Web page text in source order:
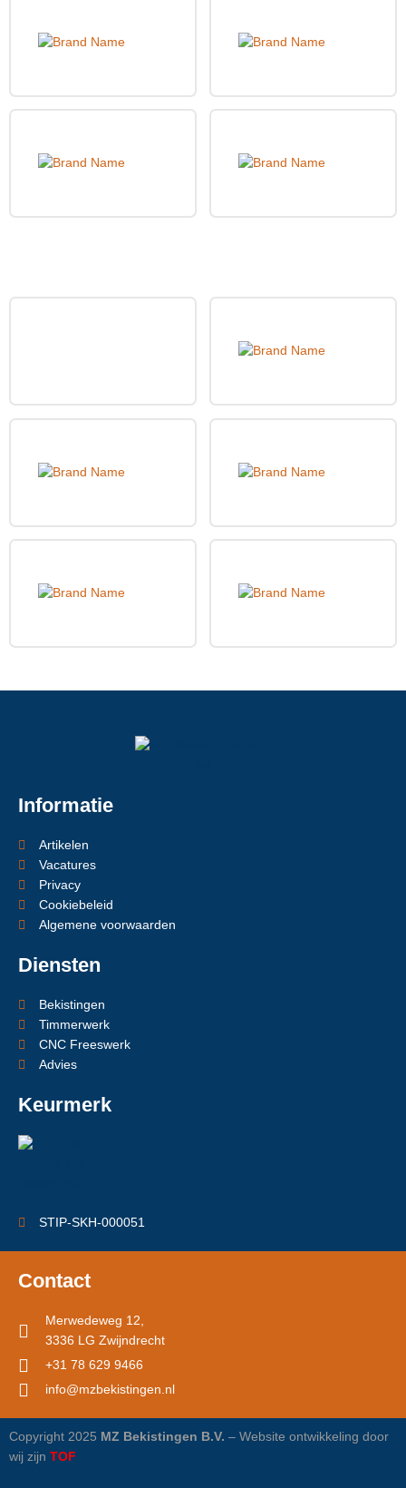
Informatie
Artikelen
Vacatures
Privacy
Cookiebeleid
Algemene voorwaarden
Diensten
Bekistingen
Timmerwerk
CNC Freeswerk
Advies
Keurmerk
STIP-SKH-000051
Contact
Merwedeweg 12,
3336 LG Zwijndrecht
+31 78 629 9466
info@mzbekistingen.nl
Copyright 2025 MZ Bekistingen B.V. – Website ontwikkeling door
wij zijn TOF